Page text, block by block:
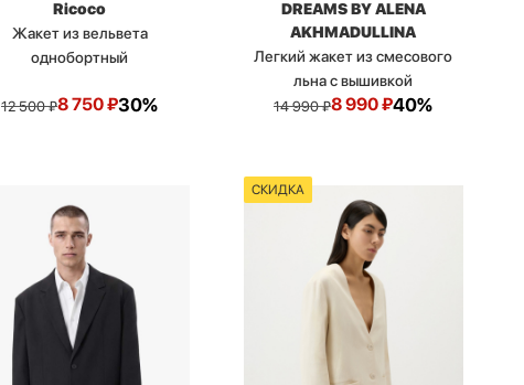
Ricoco
Жакет из вельвета
однобортный
12 500₽8 750₽30%
DREAMS BY ALENA
AKHMADULLINA
Легкий жакет из смесового
льна с вышивкой
14 990₽8 990₽40%
СКИДКА